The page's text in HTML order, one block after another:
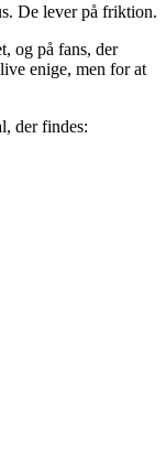
De lever på friktion.
og på fans, der
enige, men for at
der findes: